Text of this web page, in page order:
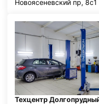
Новоясеневский пр, 8с1
Техцентр